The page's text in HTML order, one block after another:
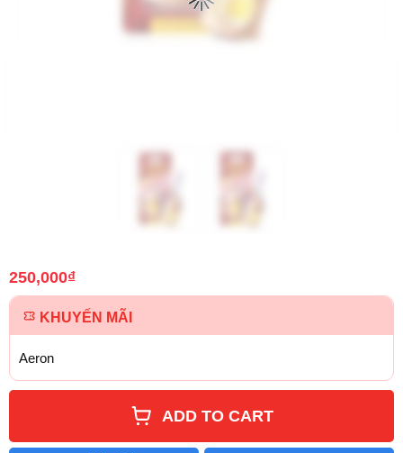
250,000₫
KHUYẾN MÃI
Aeron
ADD TO CART